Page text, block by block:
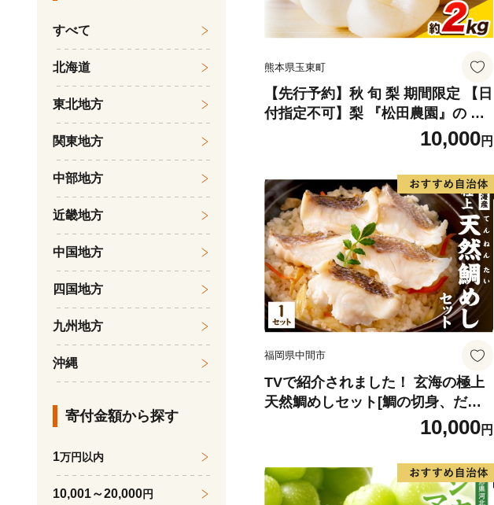
熊本県玉東町
【先行予約】秋 旬 梨 期間限定 【日
付指定不可】梨 『松田農園』の く
まもと 梨 たっぷり 約2kg 5-7玉前
後 《7月下旬-9月末頃出荷》 予約
受付中 熊本県玉名郡玉東町『松田
農園』なし 果物 スイーツ フルーツ
デザート スムージー SDG`s
10,000円
福岡県中間市
TVで紹介されました！ 玄海の極上
天然鯛めしセット[鯛の切身、だし
汁、鯛茶漬け用だし]【010-0001】
10,000円
すべて
北海道
東北地方
関東地方
中部地方
近畿地方
中国地方
四国地方
九州地方
沖縄
寄付金額から探す
1万円以内
10,001～20,000円